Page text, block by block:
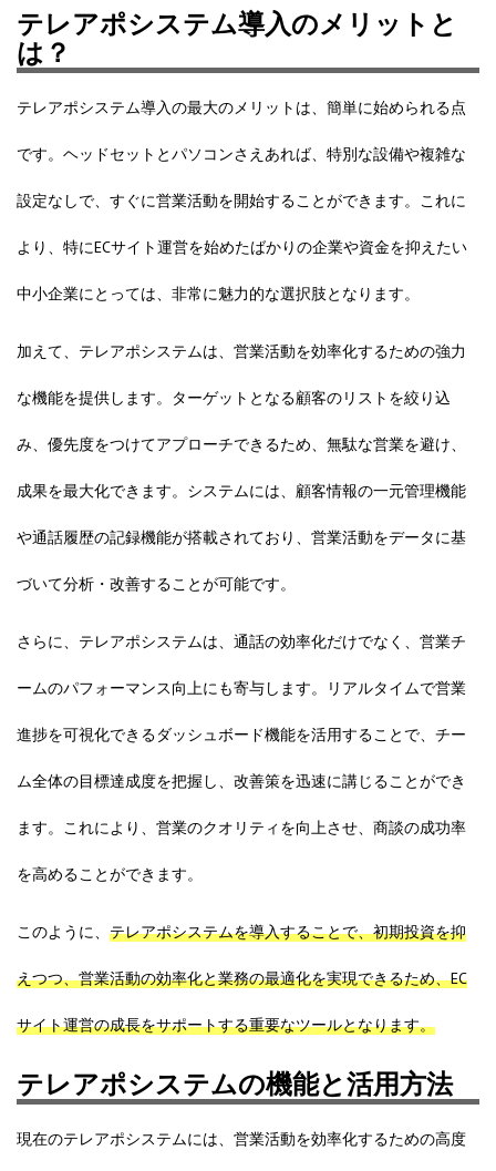
テレアポシステム導入のメリットと
は？
テレアポシステム導入の最大のメリットは、簡単に始められる点
です。ヘッドセットとパソコンさえあれば、特別な設備や複雑な
設定なしで、すぐに営業活動を開始することができます。これに
より、特にECサイト運営を始めたばかりの企業や資金を抑えたい
中小企業にとっては、非常に魅力的な選択肢となります。
加えて、テレアポシステムは、営業活動を効率化するための強力
な機能を提供します。ターゲットとなる顧客のリストを絞り込
み、優先度をつけてアプローチできるため、無駄な営業を避け、
成果を最大化できます。システムには、顧客情報の一元管理機能
や通話履歴の記録機能が搭載されており、営業活動をデータに基
づいて分析・改善することが可能です。
さらに、テレアポシステムは、通話の効率化だけでなく、営業チ
ームのパフォーマンス向上にも寄与します。リアルタイムで営業
進捗を可視化できるダッシュボード機能を活用することで、チー
ム全体の目標達成度を把握し、改善策を迅速に講じることができ
ます。これにより、営業のクオリティを向上させ、商談の成功率
を高めることができます。
このように、 テレアポシステムを導入することで、初期投資を抑
えつつ、営業活動の効率化と業務の最適化を実現できるため、EC
サイト運営の成長をサポートする重要なツールとなります。
テレアポシステムの機能と活用方法
現在のテレアポシステムには、営業活動を効率化するための高度